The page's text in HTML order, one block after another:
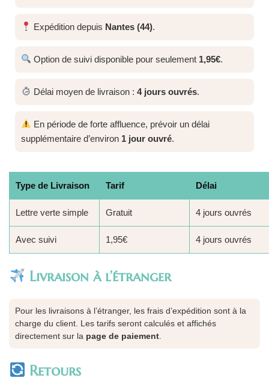
Expédition depuis Nantes (44).
Option de suivi disponible pour seulement 1,95€.
Délai moyen de livraison :4 jours ouvrés.
En période de forte affluence, prévoir un délai
supplémentaire d’environ 1 jour ouvré.
Type de Livraison Tarif Délai
Lettre verte simple Gratuit 4 jours ouvrés
Avec suivi 1,95€ 4 jours ouvrés
Livraison à l’étranger
Pour les livraisons à l’étranger, les frais d’expédition sont à la
charge du client. Les tarifs seront calculés et affichés
directement sur la page de paiement
Retours